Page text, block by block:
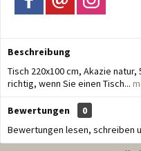
Beschreibung
Tisch 220x100 cm, Akazie natur,
richtig, wenn Sie einen Tisch...
Bewertungen
0
Bewertungen lesen, schreiben